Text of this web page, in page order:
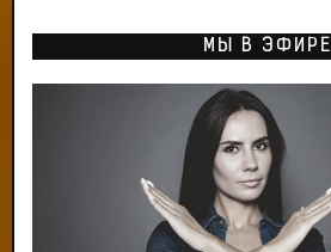
МЫ В ЭФИРЕ